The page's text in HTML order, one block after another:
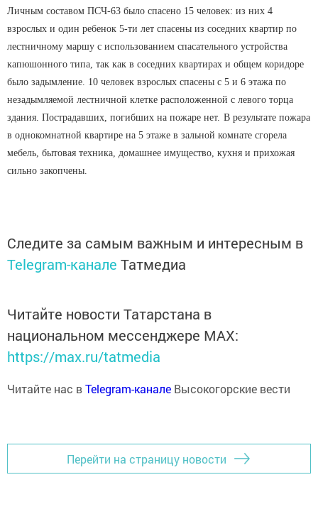
Личным составом ПСЧ-63 было спасено 15 человек: из них 4
взрослых и один ребенок 5-ти лет спасены из соседних квартир по
лестничному маршу с использованием спасательного устройства
капюшонного типа, так как в соседних квартирах и общем коридоре
было задымление. 10 человек взрослых спасены с 5 и 6 этажа по
незадымляемой лестничной клетке расположенной с левого торца
здания. Пострадавших, погибших на пожаре нет. В результате пожара
в однокомнатной квартире на 5 этаже в зальной комнате сгорела
мебель, бытовая техника, домашнее имущество, кухня и прихожая
сильно закопчены.
Следите за самым важным и интересным в
Telegram-канале Татмедиа
Читайте новости Татарстана в
национальном мессенджере MАХ:
https://max.ru/tatmedia
Читайте нас вTelegram-канале Высокогорские вести
Перейти на страницу новости